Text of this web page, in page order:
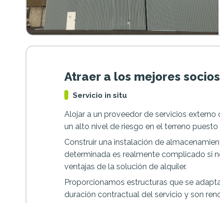
Atraer a los mejores
Servicio in situ
Alojar a un proveedor de servicios
un alto nivel de riesgo en el terreno puesto
Construir una instalación de
determinada es realmente complicado si
ventajas de la solución de alquiler.
Proporcionamos estructuras que se
duración contractual del servicio y son